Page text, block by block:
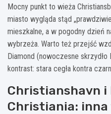
Mocny punkt to wieża
miasto wygląda stąd
mieszkalne, a w pogodny dzień
wybrzeża. Warto też przejść
Diamond (nowoczesne
kontrast: stara cegła kontra
Christianshavn i
Christiania: